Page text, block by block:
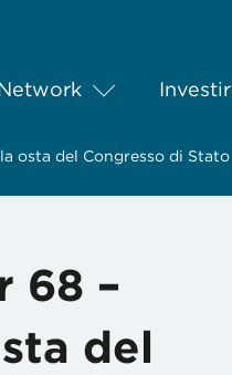
osta del Congresso di Stato
68 –
del